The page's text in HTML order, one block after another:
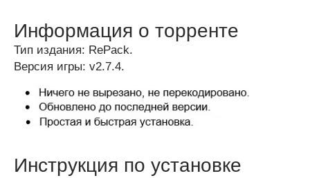
Информация о торренте
Тип издания: RePack.
Версия игры: v2.7.4.
Инструкция по установке